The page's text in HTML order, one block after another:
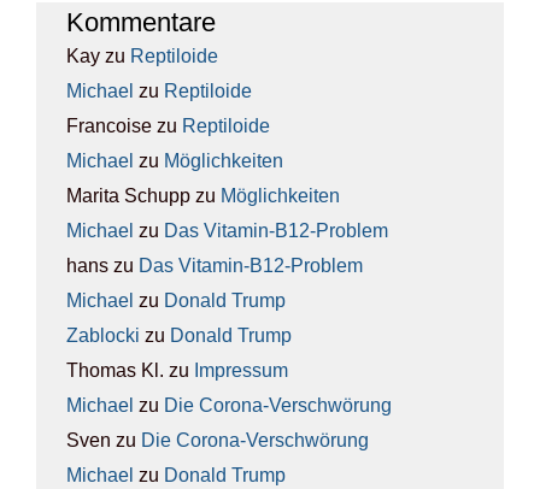
Kom­men­ta­re
Kay zu Rep­ti­lo­ide
Michael zu Rep­ti­lo­ide
Francoise zu Rep­ti­lo­ide
Michael zu Mög­lich­kei­ten
Marita Schupp zu Mög­lich­kei­ten
Michael zu Das Vit­amin-B12-Pro­blem
hans zu Das Vit­amin-B12-Pro­blem
Michael zu Donald Trump
Zablocki zu Donald Trump
Thomas Kl. zu Impres­sum
Michael zu Die Coro­na-Ver­schwö­rung
Sven zu Die Coro­na-Ver­schwö­rung
Michael zu Donald Trump